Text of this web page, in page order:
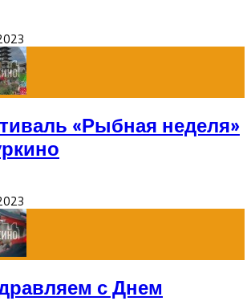
«Рыбная неделя»
с Днем